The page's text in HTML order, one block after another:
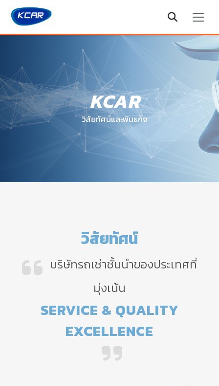
KCAR
วิสัยทัศน์และพันธกิจ
วิสัยทัศน์
บริษัทรถเช่าชั้นนำของประเทศที่
มุ่งเน้น
SERVICE & QUALITY
EXCELLENCE